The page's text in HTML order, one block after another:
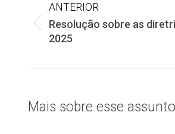
de
ANTERIOR
Post
anterior:
Resolução sobre as
2025
Mais sobre esse assunto